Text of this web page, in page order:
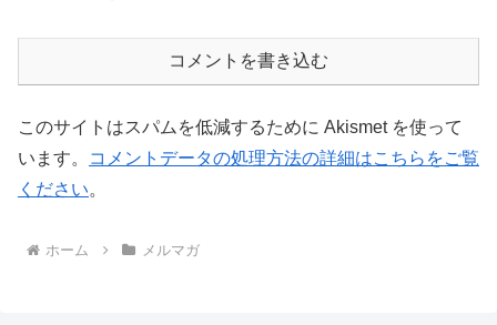
コメントを書き込む
このサイトはスパムを低減するために Akismet を使って
います。
コメントデータの処理方法の詳細はこちらをご覧
ください。
ホーム メルマガ